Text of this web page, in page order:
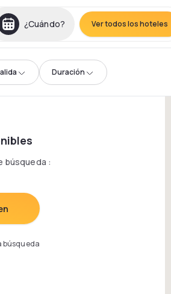
¿Cuándo? Ver todos los hoteles
Duración
búsqueda :
búsqueda